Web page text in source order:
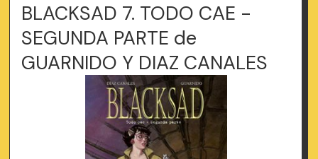
BLACKSAD 7. TODO CAE -
SEGUNDA PARTE de
GUARNIDO Y DIAZ CANALES